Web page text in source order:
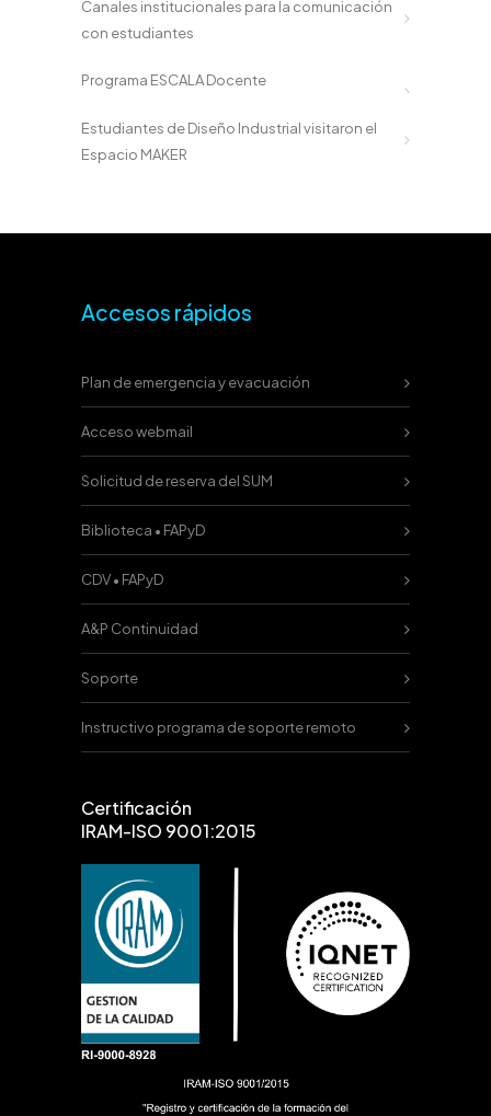
Canales institucionales para la comunicación
con estudiantes
Programa ESCALA Docente
Estudiantes de Diseño Industrial visitaron el
Espacio MAKER
Accesos rápidos
Plan de emergencia y evacuación
Acceso webmail
Solicitud de reserva del SUM
Biblioteca • FAPyD
CDV • FAPyD
A&P Continuidad
Soporte
Instructivo programa de soporte remoto
Certificación
IRAM-ISO 9001:2015